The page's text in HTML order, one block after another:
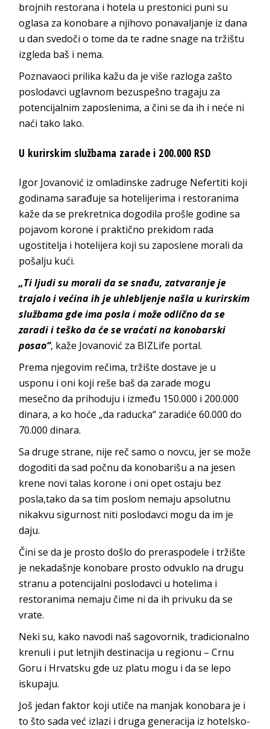
brojnih restorana i hotela u prestonici puni su
oglasa za konobare a njihovo ponavaljanje iz dana
u dan svedoči o tome da te radne snage na tržištu
izgleda baš i nema.
Poznavaoci prilika kažu da je više razloga zašto
poslodavci uglavnom bezuspešno tragaju za
potencijalnim zaposlenima, a čini se da ih i neće ni
naći tako lako.
U kurirskim službama zarade i 200.000 RSD
Igor Jovanović iz omladinske zadruge Nefertiti koji
godinama sarađuje sa hotelijerima i restoranima
kaže da se prekretnica dogodila prošle godine sa
pojavom korone i praktično prekidom rada
ugostitelja i hotelijera koji su zaposlene morali da
pošalju kući.
„Ti ljudi su morali da se snađu, zatvaranje je
trajalo i većina ih je uhlebljenje našla u kurirskim
službama gde ima posla i može odlično da se
zaradi i teško da će se vraćati na konobarski
posao“, kaže Jovanović za BIZLife portal.
Prema njegovim rečima, tržište dostave je u
usponu i oni koji reše baš da zarade mogu
mesečno da prihoduju i između 150.000 i 200.000
dinara, a ko hoće „da raducka“ zaradiće 60.000 do
70.000 dinara.
Sa druge strane, nije reč samo o novcu, jer se može
dogoditi da sad počnu da konobarišu a na jesen
krene novi talas korone i oni opet ostaju bez
posla,tako da sa tim poslom nemaju apsolutnu
nikakvu sigurnost niti poslodavci mogu da im je
daju.
Čini se da je prosto došlo do preraspodele i tržište
je nekadašnje konobare prosto odvuklo na drugu
stranu a potencijalni poslodavci u hotelima i
restoranima nemaju čime ni da ih privuku da se
vrate.
Neki su, kako navodi naš sagovornik, tradicionalno
krenuli i put letnjih destinacija u regionu – Crnu
Goru i Hrvatsku gde uz platu mogu i da se lepo
iskupaju.
Još jedan faktor koji utiče na manjak konobara je i
to što sada već izlazi i druga generacija iz hotelsko-